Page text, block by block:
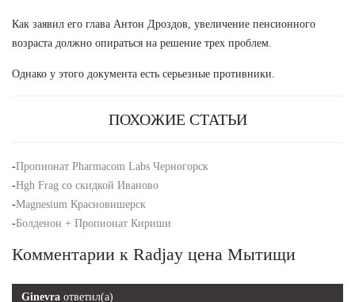
Как заявил его глава Антон Дроздов, увеличение пенсионного
возраста должно опираться на решение трех проблем.
Однако у этого документа есть серьезные противники.
ПОХОЖИЕ СТАТЬИ
-Пропионат Pharmacom Labs Черногорск
-Hgh Frag со скидкой Иваново
-Magnesium Красновишерск
-Болденон + Пропионат Кириши
Комментарии к Radjay цена Мытищи
Ginevra ответил(а)